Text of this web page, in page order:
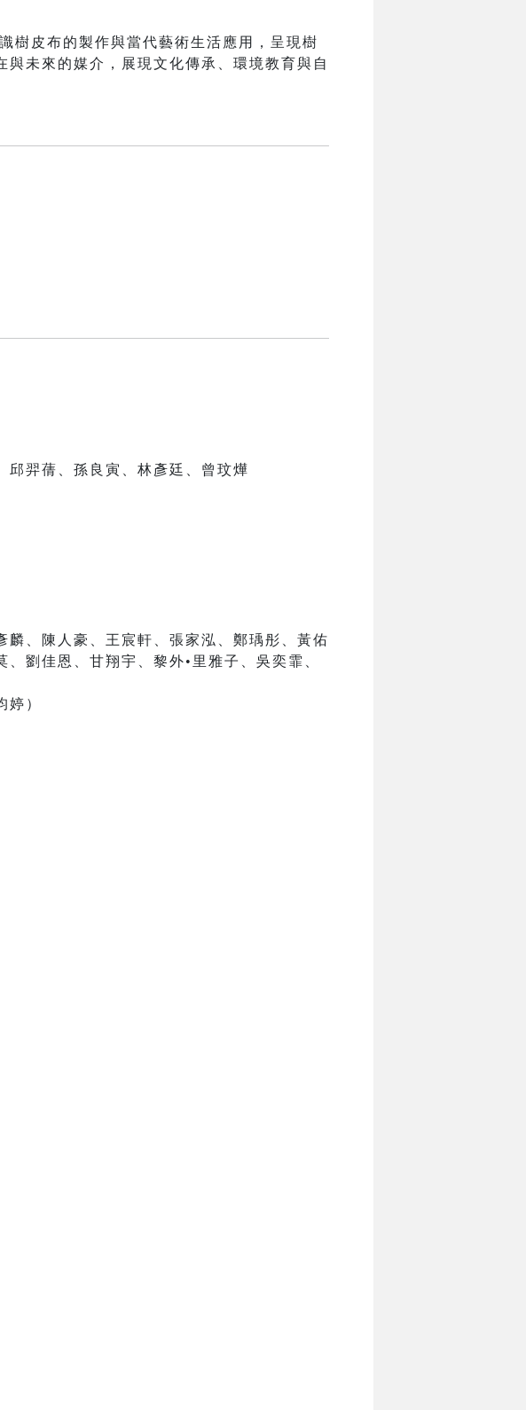
皮布的製作與當代藝術生活應用，呈現樹
未來的媒介，展現文化傳承、環境教育與自
邱羿蒨、孫良寅、林彥廷、曾玟燁
、陳人豪、王宸軒、張家泓、鄭瑀彤、黃佑
劉佳恩、甘翔宇、黎外•里雅子、吳奕霏、
）